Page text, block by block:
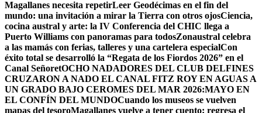
Magallanes necesita repetirLeer Geodécimas en el fin del
mundo: una invitación a mirar la Tierra con otros ojosCiencia,
cocina austral y arte: la IV Conferencia del CHIC llega a
Puerto Williams con panoramas para todosZonaustral celebra
a las mamás con ferias, talleres y una cartelera especialCon
éxito total se desarrolló la “Regata de los Fiordos 2026” en el
Canal SeñoretOCHO NADADORES DEL CLUB DELFINES
CRUZARON A NADO EL CANAL FITZ ROY EN AGUAS A
UN GRADO BAJO CEROMES DEL MAR 2026:MAYO EN
EL CONFÍN DEL MUNDOCuando los museos se vuelven
mapas del tesoroMagallanes vuelve a tener cuento: regresa el